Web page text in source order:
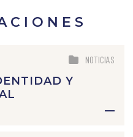
NOTICIAS
Y